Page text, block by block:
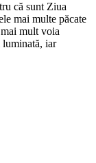
că sunt Ziua
mai multe păcate
mult voia
luminată, iar